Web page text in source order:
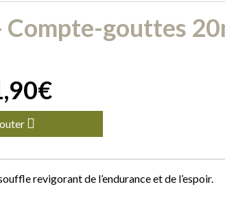
Compte-gouttes
,90€
revigorant de l’endurance et de l’espoir.